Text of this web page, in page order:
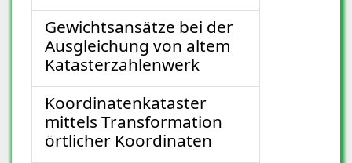
Gewichtsansätze bei der
Ausgleichung von altem
Katasterzahlenwerk
Koordinatenkataster
mittels Transformation
örtlicher Koordinaten